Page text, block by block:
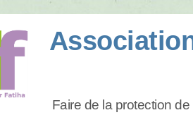
Faire de la protection